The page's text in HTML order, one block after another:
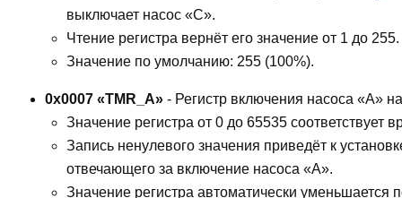
выключает насос «C».
Чтение регистра вернёт его значение от 1 до 255.
Значение по умолчанию: 255 (100%).
0x0007 «TMR_A» - Регистр включения насоса «A»
Значение регистра от 0 до 65535 соответствует
Запись ненулевого значения приведёт к
отвечающего за включение насоса «A».
Значение регистра автоматически уменьшается